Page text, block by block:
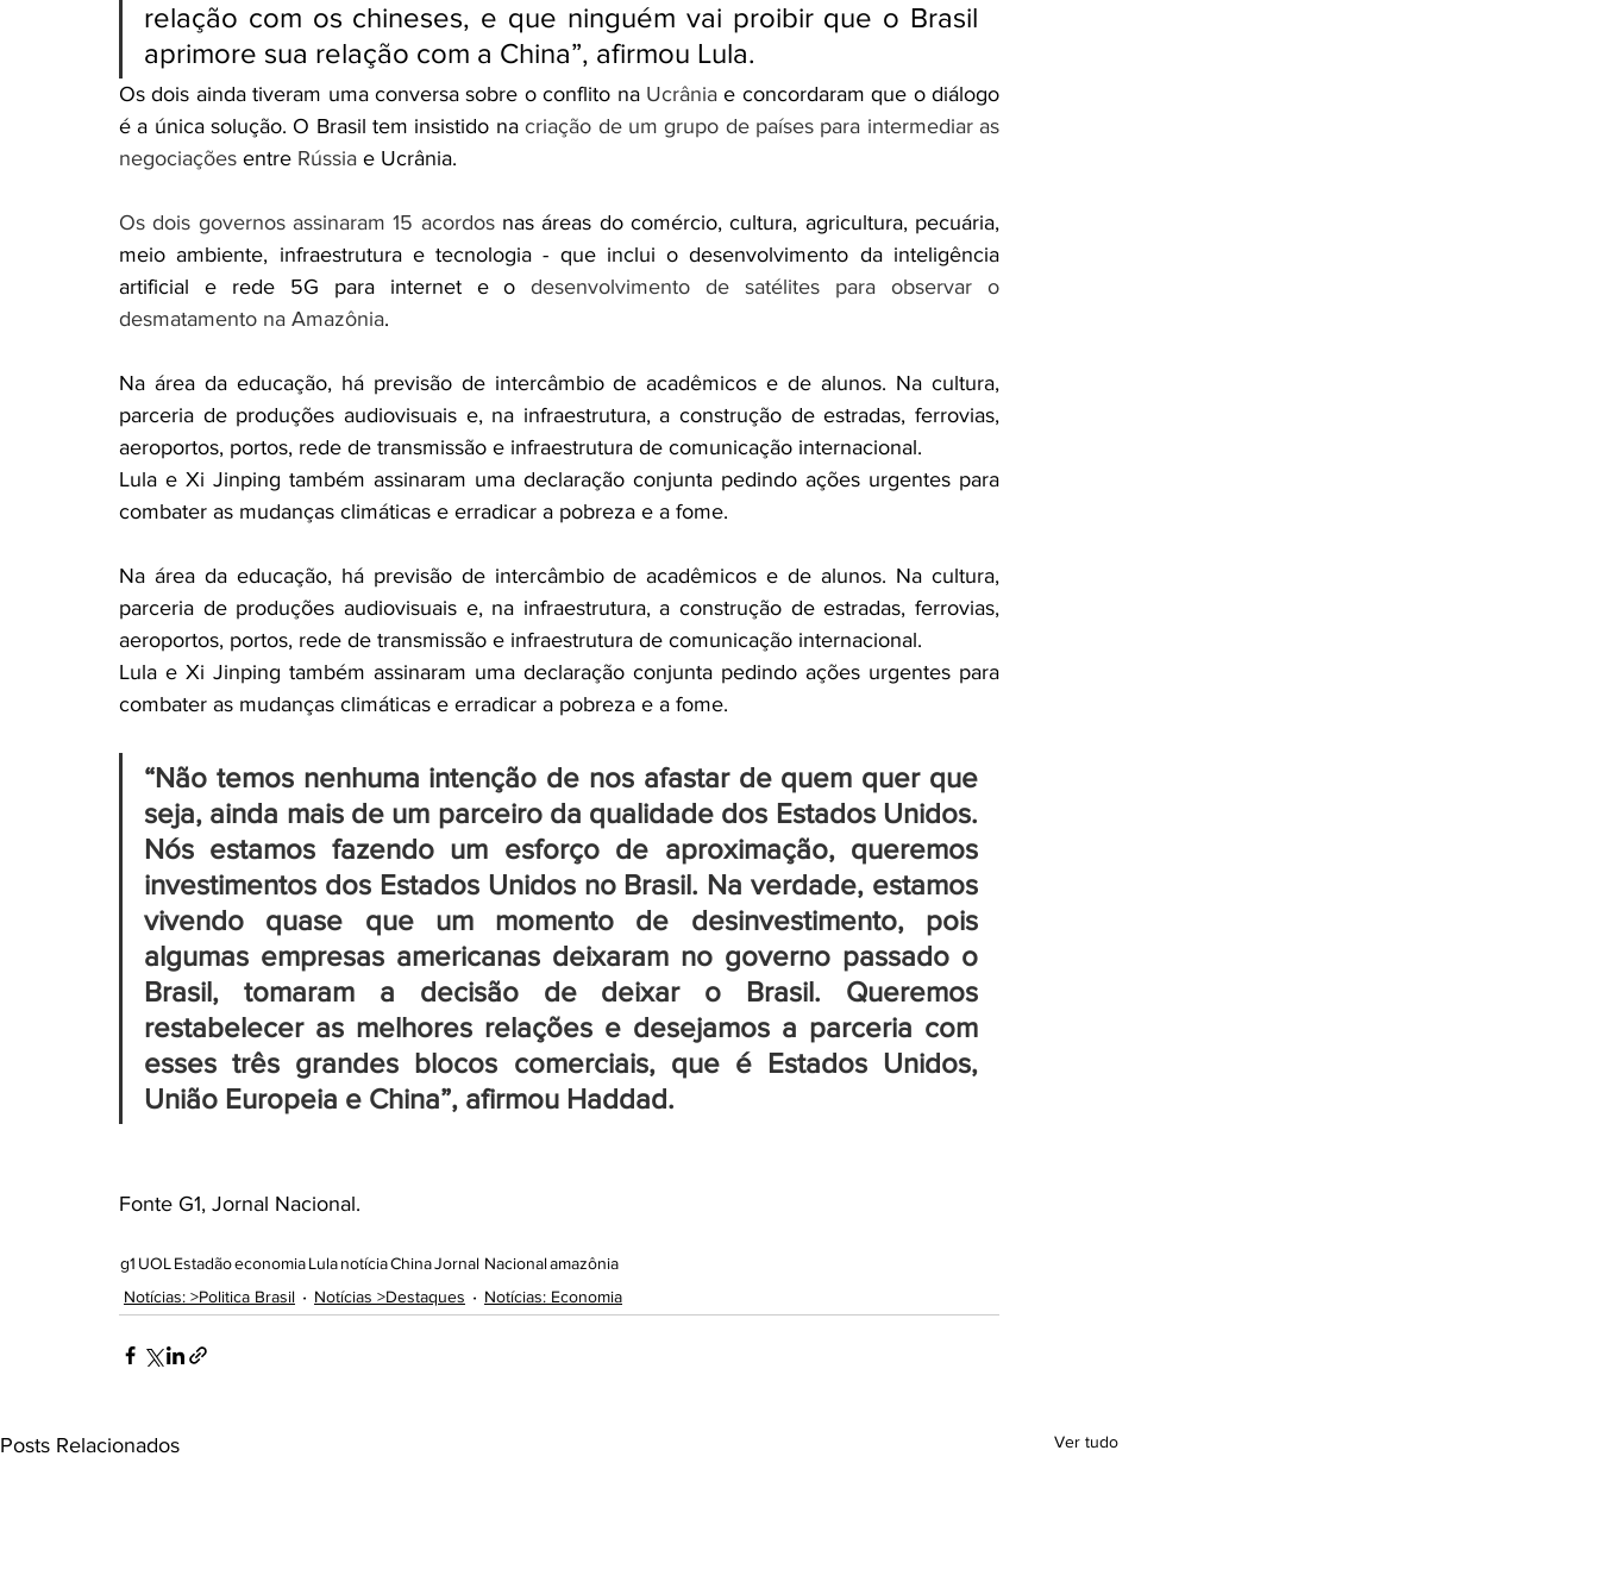
relação com os chineses, e que ninguém vai proibir que o Brasil
aprimore sua relação com a China”, afirmou Lula.
Os dois ainda tiveram uma conversa sobre o conflito na Ucrânia e concordaram que o diálogo
é a única solução. O Brasil tem insistido na criação de um grupo de países para intermediar as
negociações entre Rússia e Ucrânia.
Os dois governos assinaram 15 acordos nas áreas do comércio, cultura, agricultura, pecuária,
meio ambiente, infraestrutura e tecnologia - que inclui o desenvolvimento da inteligência
artificial e rede 5G para internet e o desenvolvimento de satélites para observar o
desmatamento na Amazônia.
Na área da educação, há previsão de intercâmbio de acadêmicos e de alunos. Na cultura,
parceria de produções audiovisuais e, na infraestrutura, a construção de estradas, ferrovias,
aeroportos, portos, rede de transmissão e infraestrutura de comunicação internacional.
Lula e Xi Jinping também assinaram uma declaração conjunta pedindo ações urgentes para
combater as mudanças climáticas e erradicar a pobreza e a fome.
Na área da educação, há previsão de intercâmbio de acadêmicos e de alunos. Na cultura,
parceria de produções audiovisuais e, na infraestrutura, a construção de estradas, ferrovias,
aeroportos, portos, rede de transmissão e infraestrutura de comunicação internacional.
Lula e Xi Jinping também assinaram uma declaração conjunta pedindo ações urgentes para
combater as mudanças climáticas e erradicar a pobreza e a fome.
“Não temos nenhuma intenção de nos afastar de quem quer que
seja, ainda mais de um parceiro da qualidade dos Estados Unidos.
Nós estamos fazendo um esforço de aproximação, queremos
investimentos dos Estados Unidos no Brasil. Na verdade, estamos
vivendo quase que um momento de desinvestimento, pois
algumas empresas americanas deixaram no governo passado o
Brasil, tomaram a decisão de deixar o Brasil. Queremos
restabelecer as melhores relações e desejamos a parceria com
esses três grandes blocos comerciais, que é Estados Unidos,
União Europeia e China”, afirmou Haddad.
Fonte G1, Jornal Nacional.
g1 UOL EstadãoeconomiaLulanotíciaChinaJornal Nacionalamazônia
Notícias: >Politica Brasil
Notícias >Destaques Notícias: Economia
Posts Relacionados Ver tudo